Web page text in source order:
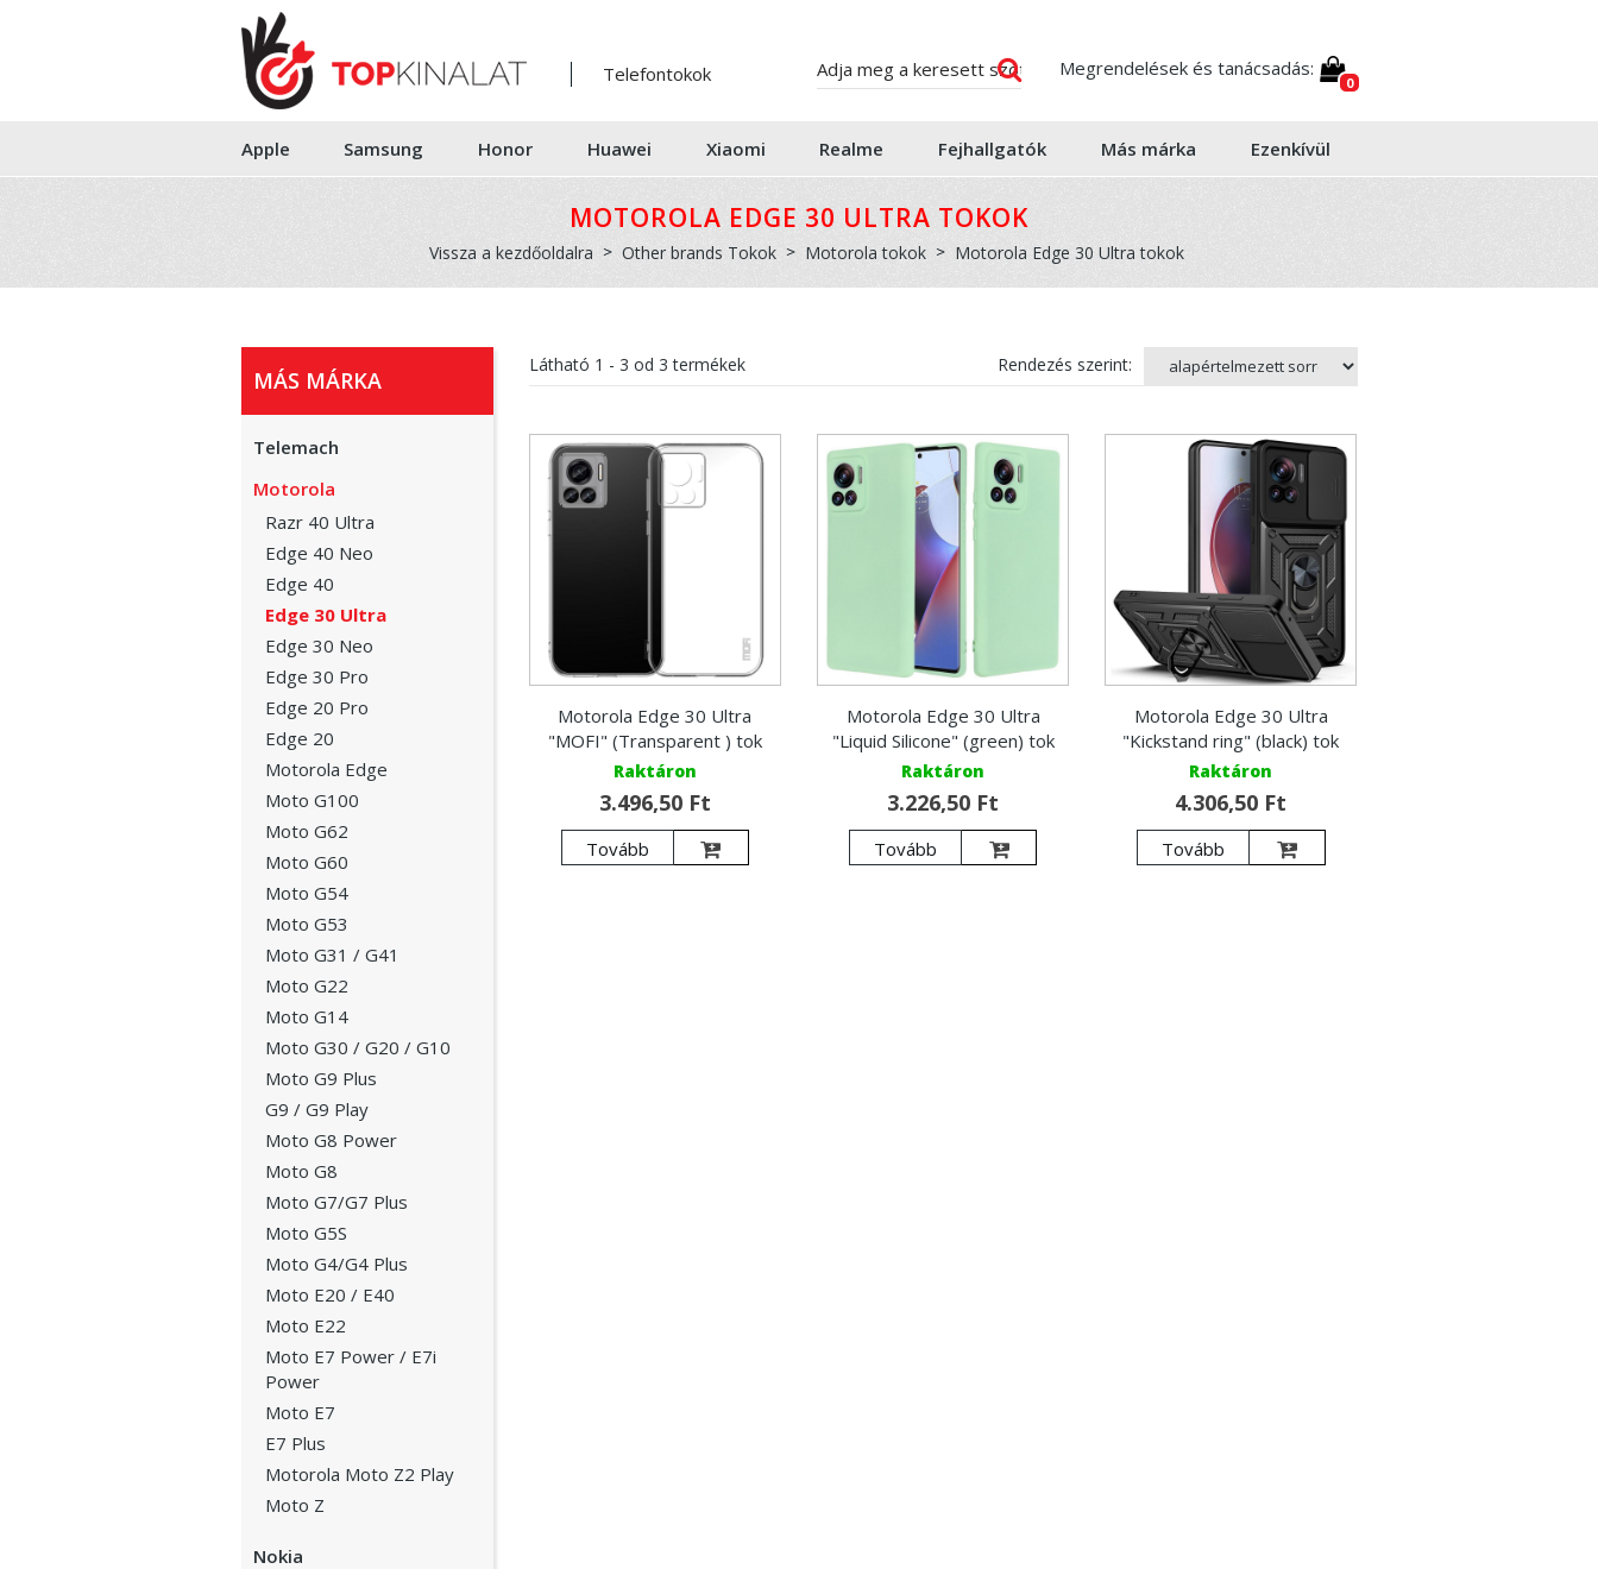
Telefontokok Megrendelések és tanácsadás:
0
Apple Samsung Honor Huawei Xiaomi Realme Fejhallgatók Más márka Ezenkívül
MOTOROLA EDGE 30 ULTRA TOKOK
Vissza a kezdőoldalra Other brands Tokok Motorola tokok Motorola Edge 30 Ultra tokok
MÁS MÁRKA
Telemach
Motorola
Razr 40 Ultra
Edge 40 Neo
Edge 40
Edge 30 Ultra
Edge 30 Neo
Edge 30 Pro
Edge 20 Pro
Edge 20
Motorola Edge
Moto G100
Moto G62
Moto G60
Moto G54
Moto G53
Moto G31 / G41
Moto G22
Moto G14
Moto G30 / G20 / G10
Moto G9 Plus
G9 / G9 Play
Moto G8 Power
Moto G8
Moto G7/G7 Plus
Moto G5S
Moto G4/G4 Plus
Moto E20 / E40
Moto E22
Moto E7 Power / E7i
Power
Moto E7
E7 Plus
Motorola Moto Z2 Play
Moto Z
Nokia
Látható 1 - 3 od 3 termékek Rendezés szerint:
Motorola Edge 30 Ultra
"MOFI" (Transparent ) tok
Raktáron
3.496,50 Ft
Tovább
Motorola Edge 30 Ultra
"Liquid Silicone" (green) tok
Raktáron
3.226,50 Ft
Tovább
Motorola Edge 30 Ultra
"Kickstand ring" (black) tok
Raktáron
4.306,50 Ft
Tovább